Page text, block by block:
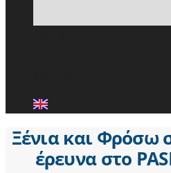
Ξένια και Φρόσω
έρευνα στο